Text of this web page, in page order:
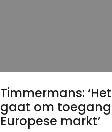
Timmermans: ‘Het
gaat om toegang
Europese markt’